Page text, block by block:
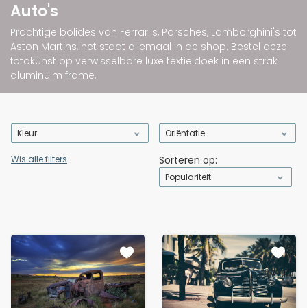
Auto's
Prachtige bolides van Ferrari's, Porsches, Lamborghini's tot
Aston Martins, het staat allemaal in de shop. Bestel deze
fotokunst op verwisselbare luxe textieldoek in een strak
aluminuim frame.
Kleur Oriëntatie
Wis alle filters Sorteren op:
Populariteit